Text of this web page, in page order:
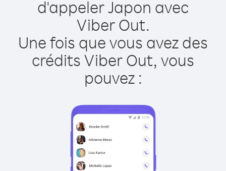
d'appeler Japon avec
Viber Out.
Une fois que vous avez des
crédits Viber Out, vous
pouvez :